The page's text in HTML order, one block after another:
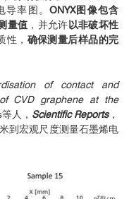
率图。 ONYX图像包含
量值 ，并允许以非破坏性
性， 确保测量后样品的完
of contact and
CVD graphene at the
人， Scientific Reports，
到宏观尺度测量石墨烯电